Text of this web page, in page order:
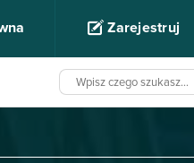
Zarejestruj